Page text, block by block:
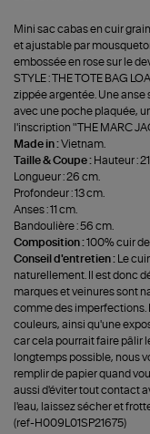
Mini sac cabas en cuir
et ajustable par
embossée en rose sur le
STYLE : THE TOTE BAG
zippée argentée. Une
avec une poche plaquée,
l'inscription "THE MARC
Made in :Vietnam.
Taille & Coupe : Hauteur :
Longueur : 26 cm.
Profondeur : 13 cm.
Anses : 11 cm.
Bandoulière : 56 cm.
Composition :100% cuir
Conseil d'entretien :
Le
naturellement. Il est donc
marques et veinures sont
comme des imperfections.
couleurs, ainsi qu'une
car cela pourrait faire pâlir
longtemps possible, nous
remplir de papier quand
aussi d'éviter tout contact
l'eau, laissez sécher et
(ref-H009L01SP21675)